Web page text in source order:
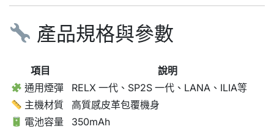
產品規格與參數
項目
說明
通用煙彈
RELX 一代、SP2S 一代、LANA、ILIA等
主機材質
高質感皮革包覆機身
電池容量
350mAh